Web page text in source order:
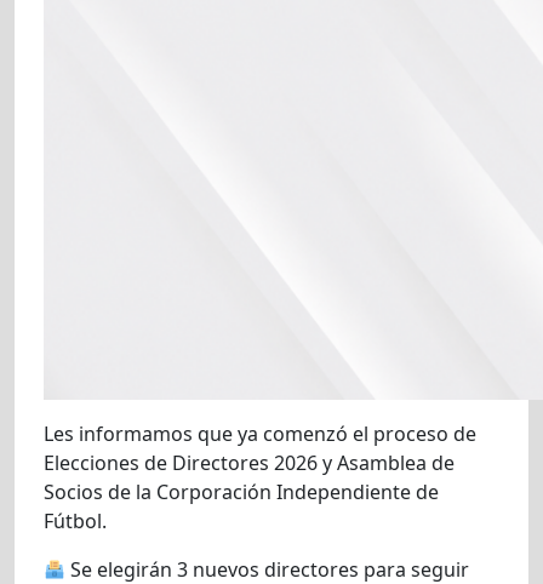
Les informamos que ya comenzó el proceso de
Elecciones de Directores 2026 y Asamblea de
Socios de la Corporación Independiente de
Fútbol.
Se elegirán 3 nuevos directores para seguir